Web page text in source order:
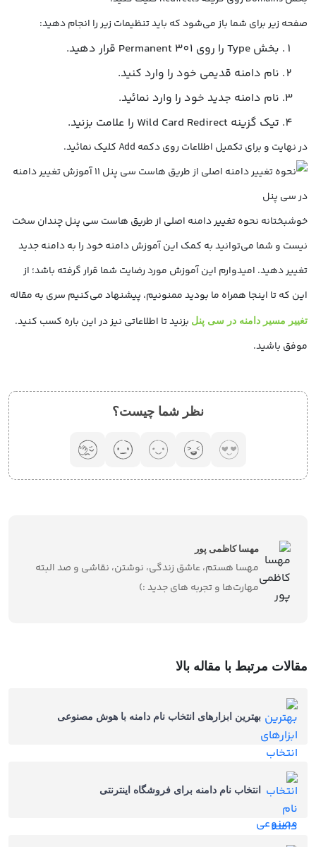
صفحه‌­ زیر برای شما باز می‌­شود که باید تنظیمات زیر را انجام دهید:
بخش Type را روی Permanent 301 قرار دهید.
نام دامنه قدیمی خود را وارد کنید.
نام دامنه جدید خود را وارد نمائید.
تیک گزینه Wild Card Redirect را علامت بزنید.
در نهایت و برای تکمیل اطلاعات روی دکمه Add کلیک نمائید.
خوشبختانه نحوه تغییر دامنه اصلی از طریق هاست سی پنل چندان سخت
نیست و شما می­‌توانید به کمک این آموزش دامنه خود را به دامنه جدید
تغییر دهید. امیدوارم این آموزش مورد رضایت شما قرار گرفته باشد؛ از
این که تا اینجا همراه ما بودید ممنونیم، پیشنهاد می‌کنیم سری به مقاله
تغییر مسیر دامنه در سی پنل بزنید تا اطلاعاتی نیز در این باره کسب کنید.
موفق باشید.
نظر شما چیست؟
مهسا کاظمی پور
مهسا هستم، عاشق زندگی، نوشتن، نقاشی و صد البته
مهارت‌ها و تجربه های جدید :)
مقالات مرتبط با مقاله بالا
بهترین ابزارهای انتخاب نام دامنه با هوش مصنوعی
انتخاب نام دامنه برای فروشگاه اینترنتی